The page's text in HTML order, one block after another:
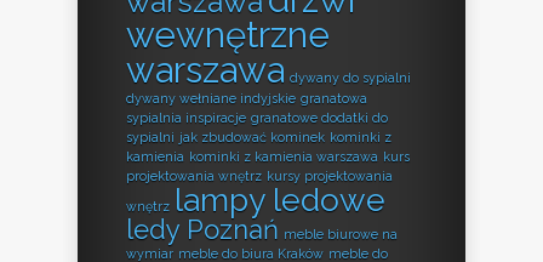
wewnętrzne
warszawa dywany do sypialni
dywany wełniane indyjskie granatowa
sypialnia inspiracje granatowe dodatki do
sypialni jak zbudować kominek kominki z
kamienia kominki z kamienia warszawa kurs
projektowania wnętrz kursy projektowania
wnętrz lampy ledowe
ledy Poznań meble biurowe na
wymiar meble do biura Kraków meble do